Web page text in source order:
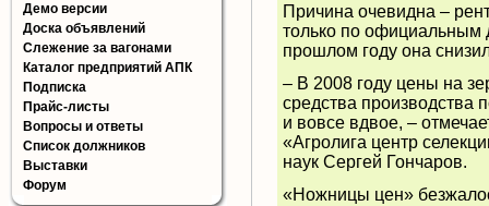
Демо версии
Доска объявлений
Слежение за вагонами
Каталог предприятий АПК
Подписка
Прайс-листы
Вопросы и ответы
Список должников
Выставки
Форум
Причина очевидна –
только по официальным
прошлом году она
– В 2008 году цены на
средства производства
и вовсе вдвое, –
«Агролига центр
наук Сергей Гончаров.
«Ножницы цен»